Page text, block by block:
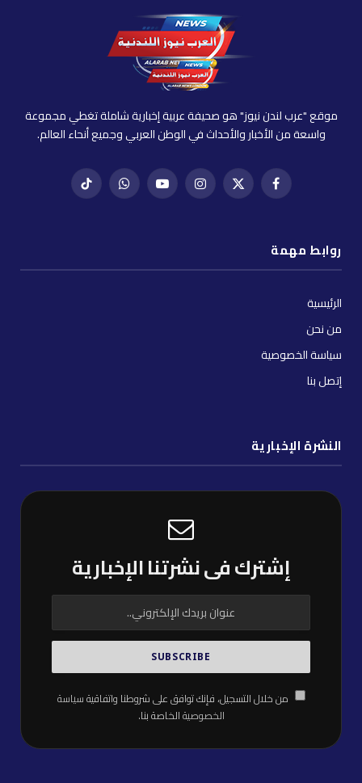
موقع "عرب لندن نيوز" هو صحيفة عربية إخبارية شاملة تغطي مجموعة
واسعة من الأخبار والأحداث في الوطن العربي وجميع أنحاء العالم.
فيسبوكX
إنستغراميوتيوب واتساب تيك
روابط مهمة
الرئيسية
من نحن
سياسة الخصوصية
إتصل بنا
النشرة الإخبارية
إشترك فى نشرتنا الإخبارية
من خلال التسجيل، فإنك توافق على شروطنا واتفاقيةسياسة
الخصوصيةالخاصة بنا.